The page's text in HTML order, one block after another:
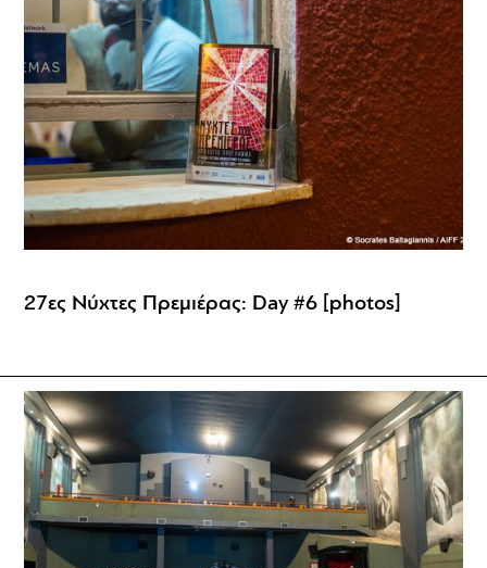
27ες Νύχτες Πρεμιέρας: Day #6 [photos]